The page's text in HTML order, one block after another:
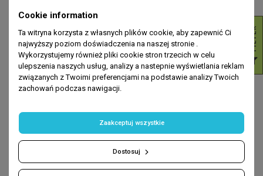
MASKI
Keratyna + arginina + biotyna
zł22.49
Imbir + kofeina
zł22.49
Cookie information
Ta witryna korzysta z własnych plików cookie, aby zapewnić Ci
najwyższy poziom doświadczenia na naszej stronie .
Wykorzystujemy również pliki cookie stron trzecich w celu
ulepszenia naszych usług, analizy a nastepnie wyświetlania reklam
związanych z Twoimi preferencjami na podstawie analizy Twoich
zachowań podczas nawigacji.
Dostosuj
Zaakceptuj wszystkie
R